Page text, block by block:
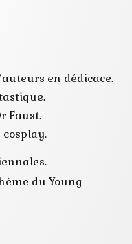
en dédicace.
Faust.
cosplay.
du Young